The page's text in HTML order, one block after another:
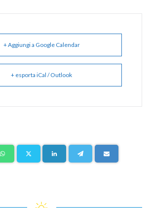
+ Aggiungi a Google Calendar
+ esporta iCal / Outlook